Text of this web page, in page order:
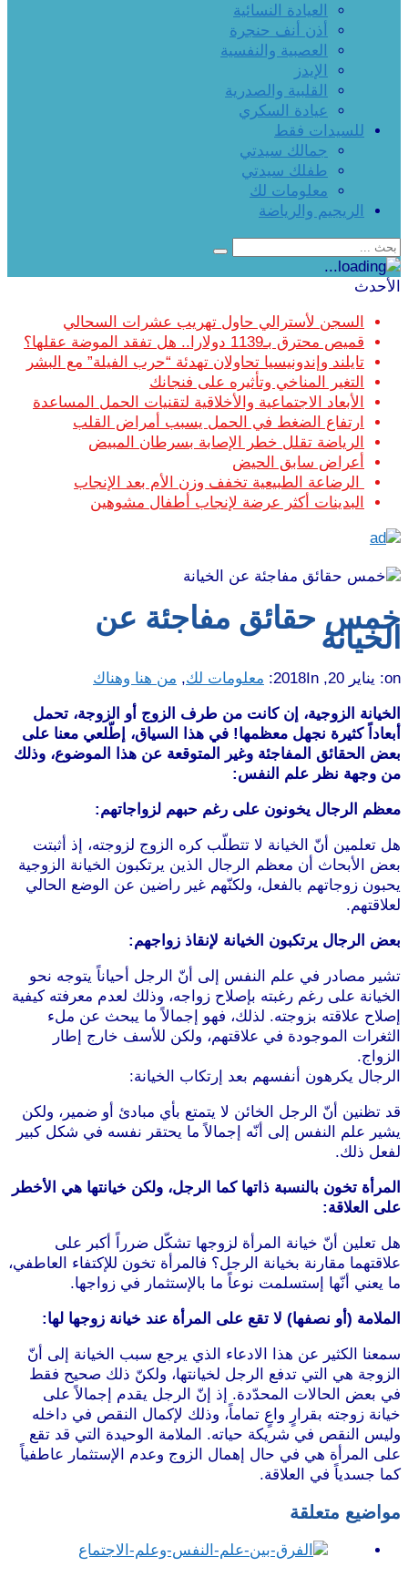
العيادة النسائية
أذن أنف حنجرة
العصبية والنفسية
الإيدز
القلبية والصدرية
عيادة السكري
للسيدات فقط
جمالك سيدتي
طفلك سيدتي
معلومات لك
الريجيم والرياضة
الأحدث
السجن لأسترالي حاول تهريب عشرات السحالي
قميص محترق بـ1139 دولارا.. هل تفقد الموضة عقلها؟
تايلند وإندونيسيا تحاولان تهدئة “حرب الفيلة” مع البشر
التغير المناخي وتأثيره على فنجانك
الأبعاد الاجتماعية والأخلاقية لتقنيات الحمل المساعدة
ارتفاع الضغط في الحمل يسبب أمراض القلب
الرياضة تقلل خطر الإصابة بسرطان المبيض
أعراض سابق الحيض
الرضاعة الطبيعية تخفف وزن الأم بعد الإنجاب
البدينات أكثر عرضة لإنجاب أطفال مشوهين
خمس حقائق مفاجئة عن
الخيانة
on: يناير 20, 2018 In: معلومات لك, من هنا وهناك
الخيانة الزوجية، إن كانت من طرف الزوج أو الزوجة، تحمل
أبعاداً كثيرة نجهل معظمها! في هذا السياق، إطّلعي معنا على
بعض الحقائق المفاجئة وغير المتوقعة عن هذا الموضوع، وذلك
من وجهة نظر علم النفس:
معظم الرجال يخونون على رغم حبهم لزواجاتهم:
هل تعلمين أنّ الخيانة لا تتطلّب كره الزوج لزوجته، إذ أثبتت
بعض الأبحاث أن معظم الرجال الذين يرتكبون الخيانة الزوجية
يحبون زوجاتهم بالفعل، ولكنّهم غير راضين عن الوضع الحالي
لعلاقتهم.
بعض الرجال يرتكبون الخيانة لإنقاذ زواجهم:
تشير مصادر في علم النفس إلى أنّ الرجل أحياناً يتوجه نحو
الخيانة على رغم رغبته بإصلاح زواجه، وذلك لعدم معرفته كيفية
إصلاح علاقته بزوجته. لذلك، فهو إجمالاً ما يبحث عن ملء
الثغرات الموجودة في علاقتهم، ولكن للأسف خارج إطار
الزواج.
الرجال يكرهون أنفسهم بعد إرتكاب الخيانة:
قد تظنين أنّ الرجل الخائن لا يتمتع بأي مبادئ أو ضمير، ولكن
يشير علم النفس إلى أنّه إجمالاً ما يحتقر نفسه في شكل كبير
لفعل ذلك.
المرأة تخون بالنسبة ذاتها كما الرجل، ولكن خيانتها هي الأخطر
على العلاقة:
هل تعلين أنّ خيانة المرأة لزوجها تشكّل ضرراً أكبر على
علاقتهما مقارنة بخيانة الرجل؟ فالمرأة تخون للإكتفاء العاطفي،
ما يعني أنّها إستسلمت نوعاً ما بالإستثمار في زواجها.
الملامة (أو نصفها) لا تقع على المرأة عند خيانة زوجها لها:
سمعنا الكثير عن هذا الادعاء الذي يرجع سبب الخيانة إلى أنّ
الزوجة هي التي تدفع الرجل لخيانتها، ولكنّ ذلك صحيح فقط
في بعض الحالات المحدّدة. إذ إنّ الرجل يقدم إجمالاً على
خيانة زوجته بقرارٍ واعٍ تماماً، وذلك لإكمال النقص في داخله
وليس النقص في شريكة حياته. الملامة الوحيدة التي قد تقع
على المرأة هي في حال إهمال الزوج وعدم الإستثمار عاطفياً
كما جسدياً في العلاقة.
مواضيع متعلقة